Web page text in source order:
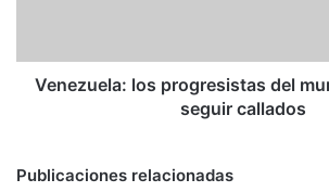
callados
Venezuela: los progresistas del
seguir callados
Publicaciones relacionadas